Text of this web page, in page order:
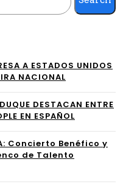
AM
QU
E”
A ESTADOS UNIDOS
NACIONAL
DESTACAN ENTRE
EN ESPAÑOL
Concierto Benéfico y
de Talento